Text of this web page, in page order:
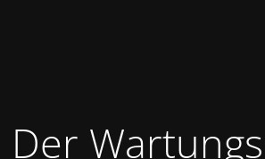
Der